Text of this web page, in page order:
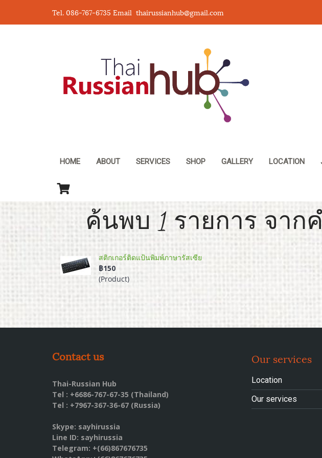
Tel. 086-767-6735 Email thairussianhub@gmail.com
HOME ABOUT SERVICES SHOP GALLERY LOCATION
ค้นพบ 1 รายการ จาก
สติกเกอร์ติดแป้นพิมพ์ภาษารัสเซีย
฿150
(Product)
Contact us
Thai-Russian Hub
Tel : +6686-767-67-35 (Thailand)
Tel : +7967-367-36-67 (Russia)
Skype: sayhirussia
Line ID: sayhirussia
Telegram: +(66)867676735
Our services
Location
Our services